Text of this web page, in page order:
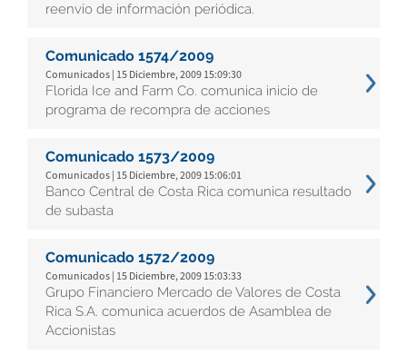
reenvío de información periódica.
Comunicado 1574/2009
Comunicados | 15 Diciembre, 2009 15:09:30
Florida Ice and Farm Co. comunica inicio de
programa de recompra de acciones
Comunicado 1573/2009
Comunicados | 15 Diciembre, 2009 15:06:01
Banco Central de Costa Rica comunica resultado
de subasta
Comunicado 1572/2009
Comunicados | 15 Diciembre, 2009 15:03:33
Grupo Financiero Mercado de Valores de Costa
Rica S.A. comunica acuerdos de Asamblea de
Accionistas